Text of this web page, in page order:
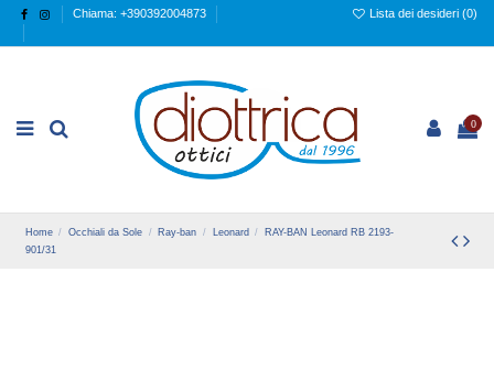
Chiama: +390392004873 Lista dei desideri (0)
0
Home Occhiali da Sole Ray-ban Leonard
RAY-BAN Leonard RB 2193-
901/31